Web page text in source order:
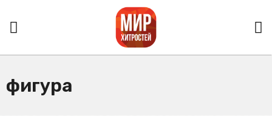
фигура